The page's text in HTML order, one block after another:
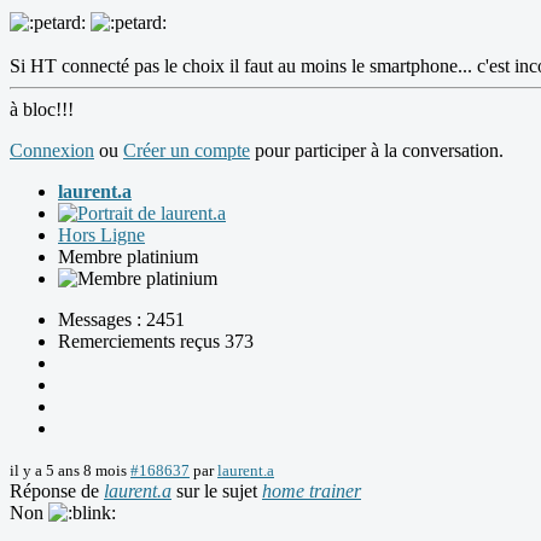
Si HT connecté pas le choix il faut au moins le smartphone... c'est
à bloc!!!
Connexion ou Créer un compte pour participer à la conversation.
laurent.a
Hors Ligne
Membre platinium
Messages : 2451
Remerciements reçus 373
il y a 5 ans 8 mois #168637 parlaurent.a
Réponse de laurent.a sur le sujet home trainer
Non